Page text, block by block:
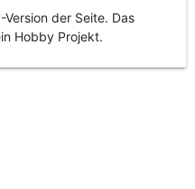
Version der Seite. Das
Hobby Projekt.